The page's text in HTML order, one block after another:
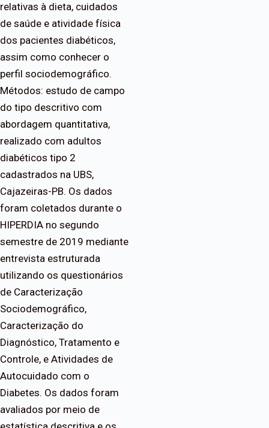
relativas à dieta, cuidados
de saúde e atividade física
dos pacientes diabéticos,
assim como conhecer o
perfil sociodemográfico.
Métodos: estudo de campo
do tipo descritivo com
abordagem quantitativa,
realizado com adultos
diabéticos tipo 2
cadastrados na UBS,
Cajazeiras-PB. Os dados
foram coletados durante o
HIPERDIA no segundo
semestre de 2019 mediante
entrevista estruturada
utilizando os questionários
de Caracterização
Sociodemográfico,
Caracterização do
Diagnóstico, Tratamento e
Controle, e Atividades de
Autocuidado com o
Diabetes. Os dados foram
avaliados por meio de